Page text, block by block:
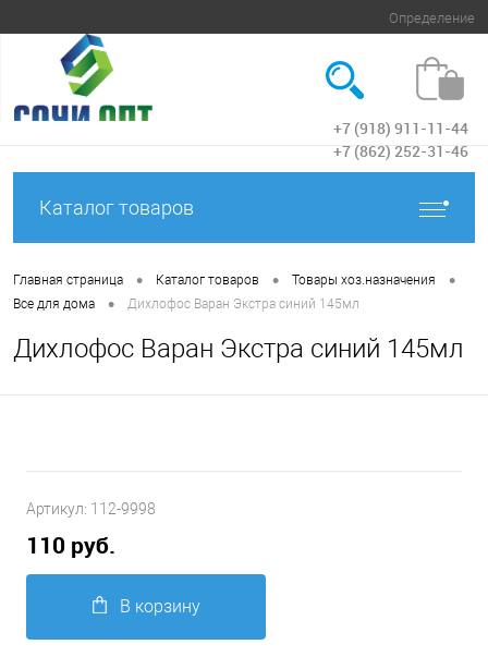
Определение
+7 (918) 911-11-44
+7 (862) 252-31-46
Каталог товаров
Главная страница • Каталог товаров • Товары хоз.назначения •
Все для дома • Дихлофос Варан Экстра синий 145мл
Дихлофос Варан Экстра синий 145мл
Артикул: 112-9998
110 руб.
В корзину